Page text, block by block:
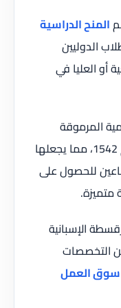
المنح الدراسية
الدوليين
أو العليا في
المرموقة
وتاريخها العريق الذي يعود إلى عام 1542، مما يجعلها
للحصول على
متميزة.
الإسبانية
التخصصات
سوق العمل